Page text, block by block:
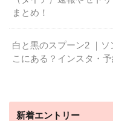
まとめ！
白と黒のスプーン2 ｜
こにある？インスタ・
新着エントリー